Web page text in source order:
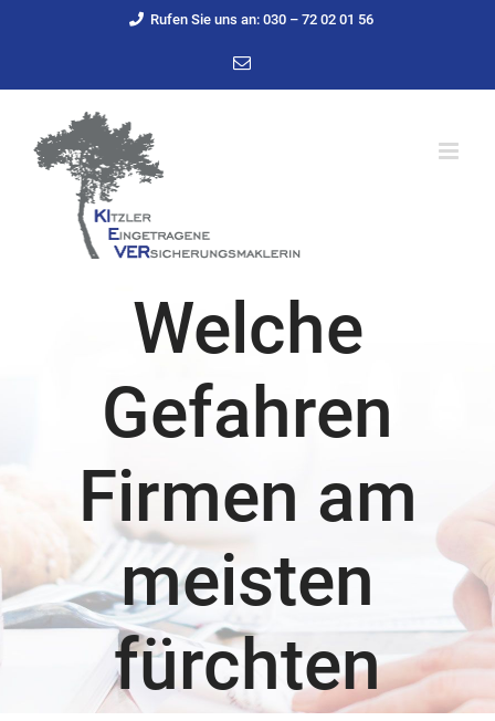
springen
Rufen Sie uns an: 030 – 72 02 01 56
E-
Welche
Gefahren
Firmen am
meisten
fürchten